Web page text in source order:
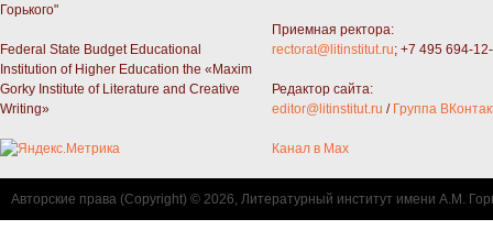
Горького"
Federal State Budget Educational
Institution of Higher Education the «Maxim
Gorky Institute of Literature and Creative
Writing»
Приемная ректора:
rectorat@litinstitut.ru; +7 495 694-
Редактор сайта:
editor@litinstitut.ru / Группа
Канал в Max
Авторские права (Copyright) © 2026, Литературный институт имени А.М.